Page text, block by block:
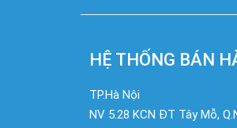
HỆ THỐNG BÁN
TP.Hà Nội
NV 5.28 KCN ĐT Tây Mỗ,